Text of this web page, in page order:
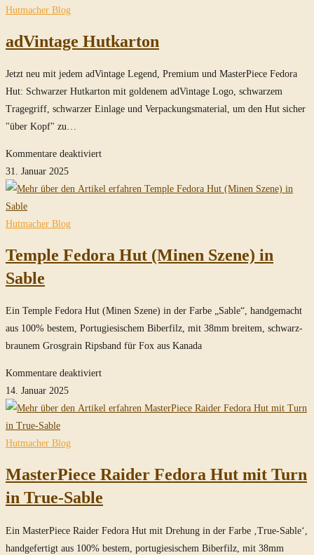
durchsuchen
Hutmacher Blog
adVintage Hutkarton
Jetzt neu mit jedem adVintage Legend, Premium und MasterPiece Fedora
Hut: Schwarzer Hutkarton mit goldenem adVintage Logo, schwarzem
Tragegriff, schwarzer Einlage und Verpackungsmaterial, um den Hut sicher
"über Kopf" zu…
Kommentare deaktiviertfür
Hutkarton
31. Januar 2025
Hutmacher Blog
Temple Fedora Hut (Minen Szene) in
Sable
Ein Temple Fedora Hut (Minen Szene) in der Farbe „Sable“, handgemacht
aus 100% bestem, Portugiesischem Biberfilz, mit 38mm breitem, schwarz-
braunem Grosgrain Ripsband für Fox aus Kanada
Kommentare deaktiviertfür
Fedora
in
Sable
14. Januar 2025
Hutmacher Blog
MasterPiece Raider Fedora Hut mit Turn
in True-Sable
Ein MasterPiece Raider Fedora Hut mit Drehung in der Farbe ‚True-Sable‘,
handgefertigt aus 100% bestem, portugiesischem Biberfilz, mit 38mm